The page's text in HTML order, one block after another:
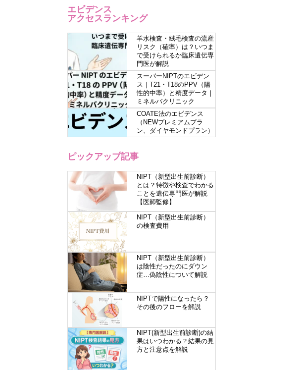
エビデンス
アクセスランキング
羊水検査・絨毛検査の流産
リスク（確率）は？いつま
で受けられるか臨床遺伝専
門医が解説
スーパーNIPTのエビデン
ス｜T21・T18のPPV（陽
性的中率）と精度データ｜
ミネルバクリニック
COATE法のエビデンス
（NEWプレミアムプラ
ン、ダイヤモンドプラン）
ピックアップ記事
NIPT（新型出生前診断）
とは？特徴や検査でわかる
ことを遺伝専門医が解説
【医師監修】
NIPT（新型出生前診断）
の検査費用
NIPT（新型出生前診断）
は陰性だったのにダウン
症…偽陰性について解説
NIPTで陽性になったら？
その後のフローを解説
NIPT(新型出生前診断)の結
果はいつわかる？結果の見
方と注意点を解説